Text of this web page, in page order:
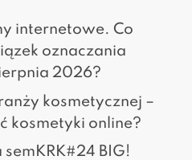
internetowe. Co
oznaczania
2026?
kosmetycznej –
kosmetyki online?
BIG!